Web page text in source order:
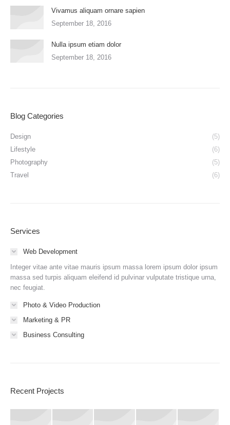
Vivamus aliquam ornare sapien
September 18, 2016
Nulla ipsum etiam dolor
September 18, 2016
Blog Categories
Design
(5)
Lifestyle
(6)
Photography
(5)
Travel
(6)
Services
Web Development
Integer vitae ante vitae mauris ipsum massa lorem ipsum dolor ipsum
massa sed turpis aliquam eleifend id pulvinar vulputate tristique urna,
nec feugiat.
Photo & Video Production
Marketing & PR
Business Consulting
Recent Projects